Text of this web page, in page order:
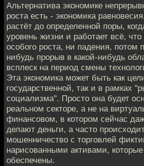
Альтернатива экономике
роста есть - экономика
растёт до определенной поры,
уровень жизни и работает всё,
особого роста, ни падения, потом
нибудь прорыв в какой-нибудь
всплеск на период смены
Эта экономика может быть как
государственной, так и в рамках
социализма". Просто она будет
реальном секторе, а не на
финансовом, в котором сейчас
делают деньги, а часто
мошенничество с торговлей
нарисованными активами,
обеспечены.